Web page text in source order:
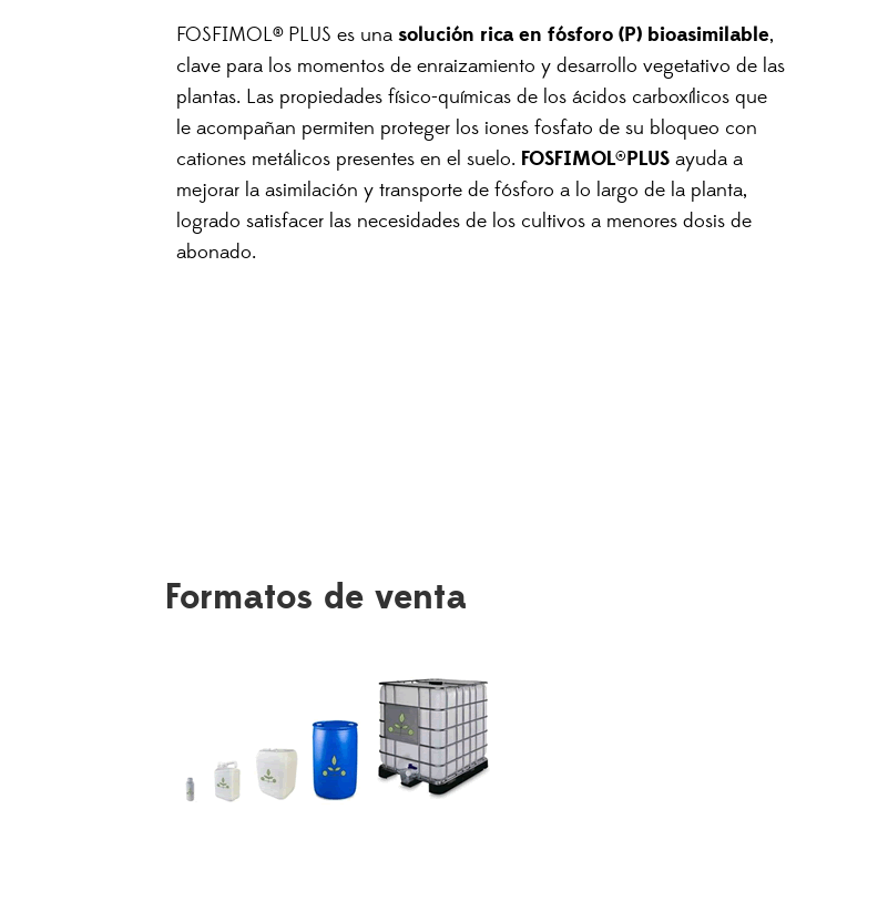
FOSFIMOL® PLUS es una solución rica en fósforo (P) bioasimilable,
clave para los momentos de enraizamiento y desarrollo vegetativo de las
plantas. Las propiedades físico-químicas de los ácidos carboxílicos que
le acompañan permiten proteger los iones fosfato de su bloqueo con
cationes metálicos presentes en el suelo. FOSFIMOL®PLUS ayuda a
mejorar la asimilación y transporte de fósforo a lo largo de la planta,
logrado satisfacer las necesidades de los cultivos a menores dosis de
abonado.
Formatos de venta